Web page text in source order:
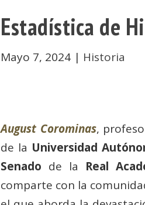
Estadística de
Mayo 7, 2024 | Historia
August Corominas,
de la Universidad
Senado de la Real
comparte con la